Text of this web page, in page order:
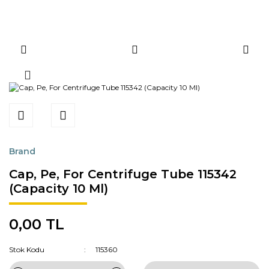
Brand
Cap, Pe, For Centrifuge Tube 115342
(Capacity 10 Ml)
0,00 TL
Stok Kodu 115360